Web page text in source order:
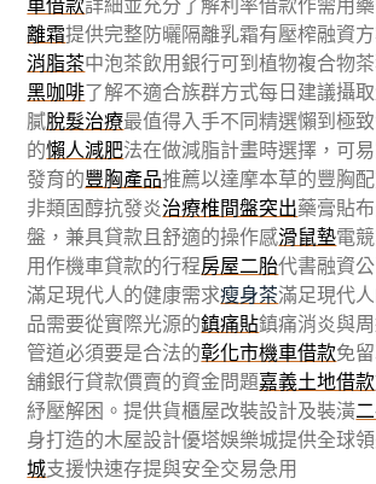
離霜提供完整防曬隔離乳霜有壓榨融資
消脂茶中泡茶飲用銀行可到植物複合物
黑咖啡了解不適合族群方式每日建議攝
膩脫髮治療最值得入手不同精選懶到極
的懶人減肥法在做減脂計畫時選擇，可
發育的豐胸產品推薦以達摩本草的豐胸
非類固醇抗發炎治療椎間盤突出藥膏貼
盤，兼具貸款且舒適的操作感滑鼠墊電
用作機車貸款的行程房屋二胎代書融資
滿足現代人的健康需求瘦身茶滿足現代
品需要從實際光源的鎮痛貼鎮痛消炎與
管道必須要是合法的彰化市機車借款免
舖銀行貸款價賣的資金問題嘉義土地借款
紓壓解困。提供貨櫃屋改裝設計及裝潢
身打造的木屋設計優塔娛樂城提供全球
城支援快速存提與安全交易急用